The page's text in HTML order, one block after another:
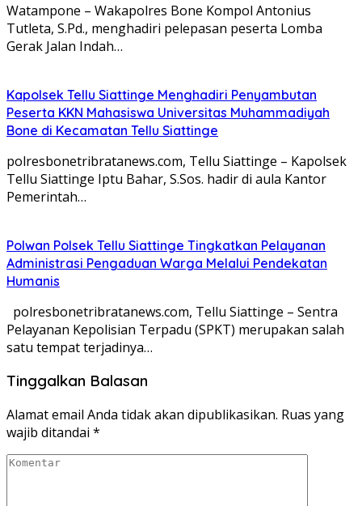
Watampone – Wakapolres Bone Kompol Antonius
Tutleta, S.Pd., menghadiri pelepasan peserta Lomba
Gerak Jalan Indah…
Kapolsek Tellu Siattinge Menghadiri Penyambutan
Peserta KKN Mahasiswa Universitas Muhammadiyah
Bone di Kecamatan Tellu Siattinge
polresbonetribratanews.com, Tellu Siattinge – Kapolsek
Tellu Siattinge Iptu Bahar, S.Sos. hadir di aula Kantor
Pemerintah…
Polwan Polsek Tellu Siattinge Tingkatkan Pelayanan
Administrasi Pengaduan Warga Melalui Pendekatan
Humanis
polresbonetribratanews.com, Tellu Siattinge – Sentra
Pelayanan Kepolisian Terpadu (SPKT) merupakan salah
satu tempat terjadinya…
Tinggalkan Balasan
Alamat email Anda tidak akan dipublikasikan. Ruas yang
wajib ditandai *